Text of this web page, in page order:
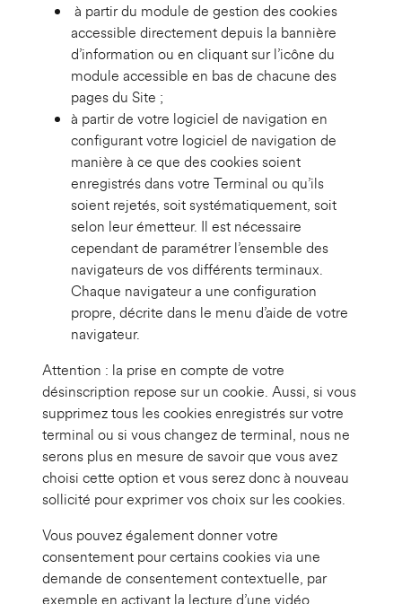
à partir du module de gestion des cookies
accessible directement depuis la bannière
d’information ou en cliquant sur l’icône du
module accessible en bas de chacune des
pages du Site ;
à partir de votre logiciel de navigation en
configurant votre logiciel de navigation de
manière à ce que des cookies soient
enregistrés dans votre Terminal ou qu’ils
soient rejetés, soit systématiquement, soit
selon leur émetteur. Il est nécessaire
cependant de paramétrer l’ensemble des
navigateurs de vos différents terminaux.
Chaque navigateur a une configuration
propre, décrite dans le menu d’aide de votre
navigateur.
Attention : la prise en compte de votre
désinscription repose sur un cookie. Aussi, si vous
supprimez tous les cookies enregistrés sur votre
terminal ou si vous changez de terminal, nous ne
serons plus en mesure de savoir que vous avez
choisi cette option et vous serez donc à nouveau
sollicité pour exprimer vos choix sur les cookies.
Vous pouvez également donner votre
consentement pour certains cookies via une
demande de consentement contextuelle, par